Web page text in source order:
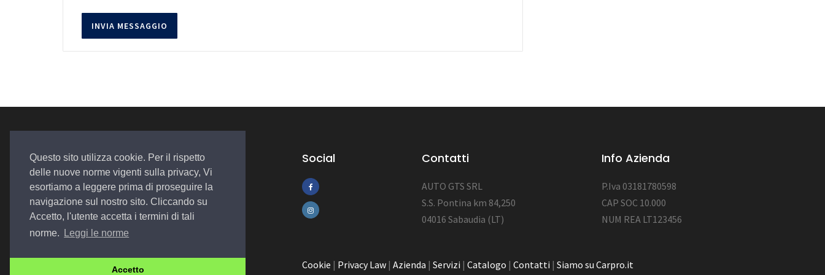
Questo sito utilizza cookie. Per il rispetto
delle nuove norme vigenti sulla privacy, Vi
esortiamo a leggere prima di proseguire la
navigazione sul nostro sito. Cliccando su
Accetto, l'utente accetta i termini di tali
norme.
Leggi le norme
Accetto
Auto. Assistenza. Qualità
Social Contatti
AUTO GTS SRL
S.S. Pontina km 84,250
04016 Sabaudia (LT)
Info Azienda
P.Iva 03181780598
CAP SOC 10.000
NUM REA LT123456
© 2022 Design byEGSoft Cookie | Privacy Law | Azienda | Servizi | Catalogo | Contatti | Siamo su Carpro.it